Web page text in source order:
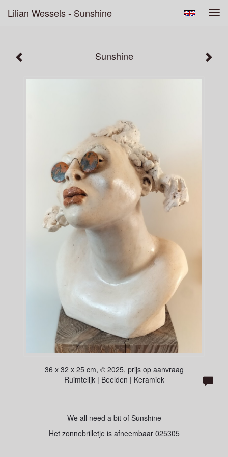
Lilian Wessels - Sunshine
Sunshine
36 x 32 x 25 cm, © 2025, prijs op aanvraag
Ruimtelijk | Beelden | Keramiek
We all need a bit of Sunshine
Het zonnebrilletje is afneembaar 025305